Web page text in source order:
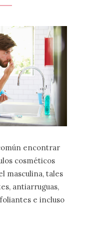
encontrar
cosméticos
masculina, tales
antiarruguas,
e incluso